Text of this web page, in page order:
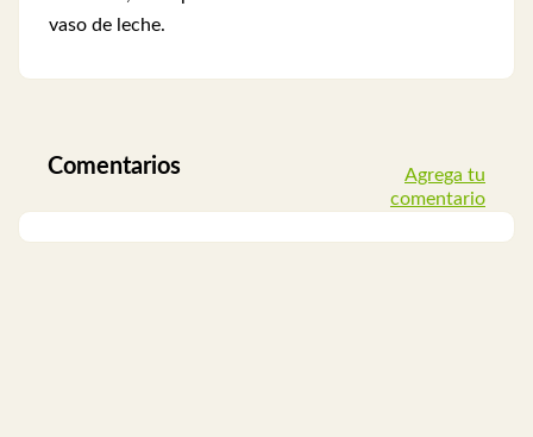
vaso de leche.
Comentarios
Agrega tu
comentario